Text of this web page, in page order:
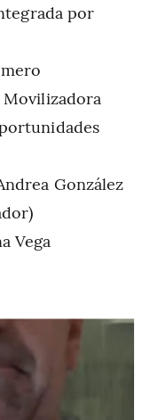
por
González
Vega